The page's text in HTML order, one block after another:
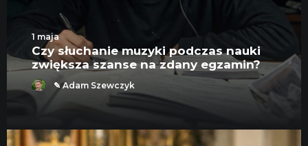
1 maja
Czy słuchanie muzyki podczas nauki
zwiększa szanse na zdany egzamin?
✎ Adam Szewczyk